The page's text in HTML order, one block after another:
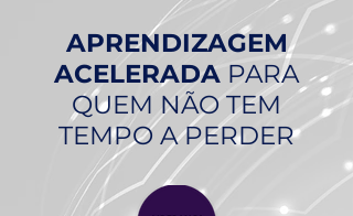
APRENDIZAGEM
ACELERADA PARA
QUEM NÃO TEM
TEMPO A PERDER